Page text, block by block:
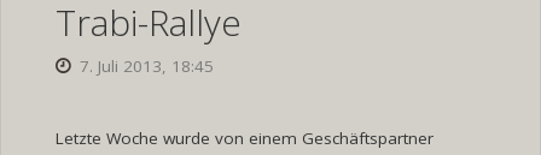
Trabi-Rallye
7. Juli 2013, 18:45
Letzte Woche wurde von einem Geschäftspartner